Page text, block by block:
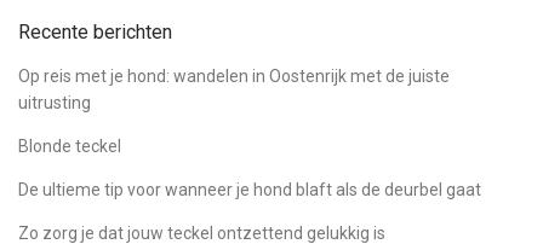
Recente berichten
Op reis met je hond: wandelen in Oostenrijk met de juiste
uitrusting
Blonde teckel
De ultieme tip voor wanneer je hond blaft als de deurbel gaat
Zo zorg je dat jouw teckel ontzettend gelukkig is